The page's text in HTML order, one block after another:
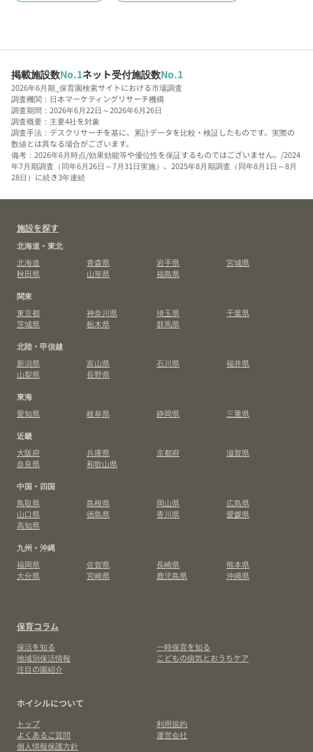
掲載施設数No.1ネット受付施設数No.1
2026年6月期_保育園検索サイトにおける市場調査
調査機関：日本マーケティングリサーチ機構
調査期間：2026年6月22日～2026年6月26日
調査概要：主要4社を対象
調査手法：デスクリサーチを基に、累計データを比較・検証したものです。実際の
数値とは異なる場合がございます。
備考：2026年6月時点/効果効能等や優位性を保証するものではございません。/2024
年7月期調査（同年6月26日～7月31日実施）、2025年8月期調査（同年8月1日～8月
28日）に続き3年連続
施設を探す
北海道・東北
北海道
青森県 岩手県
宮城県
秋田県
山形県
福島県
関東
東京都
神奈川県 埼玉県
千葉県
茨城県
栃木県
群馬県
北陸・甲信越
新潟県
富山県 石川県
福井県
山梨県
長野県
東海
愛知県
岐阜県 静岡県
三重県
近畿
大阪府
兵庫県 京都府
滋賀県
奈良県
和歌山県
中国・四国
鳥取県
島根県 岡山県
広島県
山口県
徳島県 香川県
愛媛県
高知県
九州・沖縄
福岡県
佐賀県 長崎県
熊本県
大分県
宮崎県 鹿児島県 沖縄県
保育コラム
保活を知る
一時保育を知る
地域別保活情報
こどもの病気とおうちケア
注目の園紹介
ホイシルについて
トップ
利用規約
よくあるご質問
運営会社
個人情報保護方針